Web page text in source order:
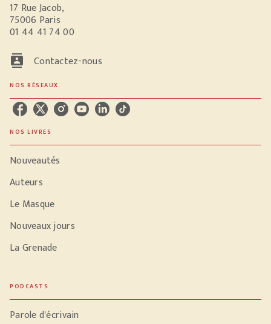
17 Rue Jacob,
75006 Paris
01 44 41 74 00
contacts Contactez-nous
NOS RÉSEAUX
NOS LIVRES
Nouveautés
Auteurs
Le Masque
Nouveaux jours
La Grenade
PODCASTS
Parole d'écrivain